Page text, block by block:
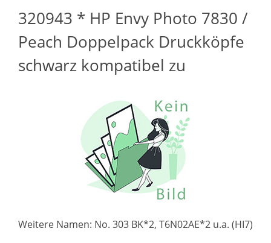
320943 * HP Envy Photo 7830 /
Peach Doppelpack Druckköpfe
schwarz kompatibel zu
Weitere Namen: No. 303 BK*2, T6N02AE*2 u.a. (HI7)